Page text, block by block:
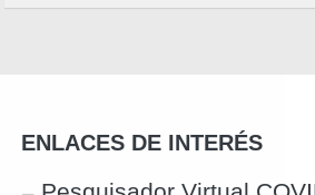
ENLACES DE INTERÉS